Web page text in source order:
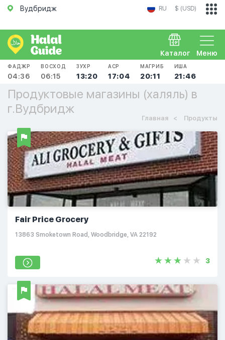
Вудбридж RU $ (USD)
Меню
Каталог
ФАДЖР
04:36
ВОСХОД
06:15
ЗУХР
13:20
АСР
17:04
МАГРИБ
20:11
ИША
21:46
Продуктовые магазины (халяль) в
г.Вудбридж
Главная Продукты
Fair Price Grocery
13863 Smoketown Road, Woodbridge, VA 22192
3